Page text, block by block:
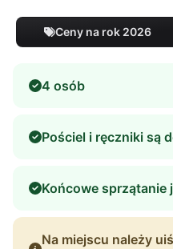
Ceny na rok 2026
4 osób
Pościel i ręczniki są
Końcowe sprzątanie
Na miejscu należy